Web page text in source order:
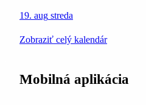
19. aug streda
Zobraziť celý kalendár
Mobilná aplikácia